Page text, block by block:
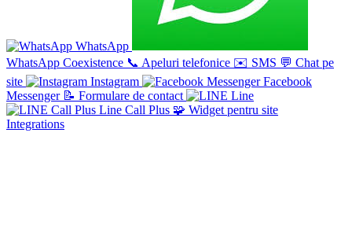
WhatsApp
WhatsApp Coexistence 📞 Apeluri telefonice ✉️ SMS 💬 Chat pe
site
Instagram
Facebook
Messenger 📝 Formulare de contact
Line
Line Call Plus 🧩 Widget pentru site
Integrations